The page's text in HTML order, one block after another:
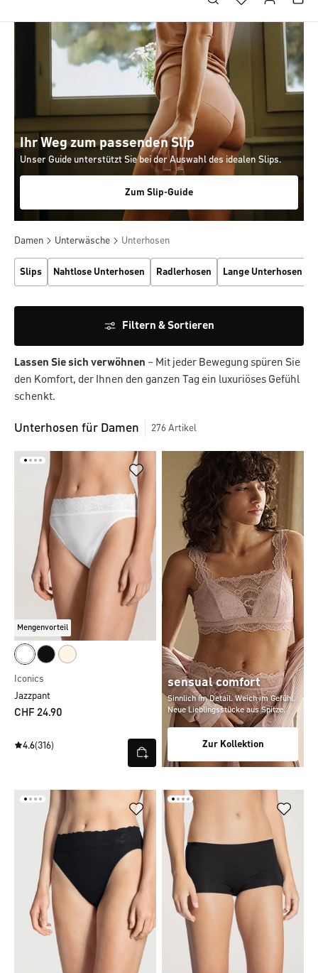
Ihr Weg zum passenden Slip
Unser Guide unterstützt Sie bei der Auswahl des idealen Slips.
Zum Slip-Guide
Damen Unterwäsche Unterhosen
Slips Nahtlose Unterhosen Radlerhosen Lange Unterhosen
Filtern & Sortieren
Lassen Sie sich verwöhnen – Mit jeder Bewegung spüren Sie
den Komfort, der Ihnen den ganzen Tag ein luxuriöses Gefühl
schenkt.
Unterhosen für Damen 276 Artikel
Mengenvorteil
Iconics
Jazzpant
CHF 24.90
4.6(316)
sensual comfort
Sinnlich im Detail. Weich im Gefühl.
Neue Lieblingsstücke aus Spitze.
Zur Kollektion